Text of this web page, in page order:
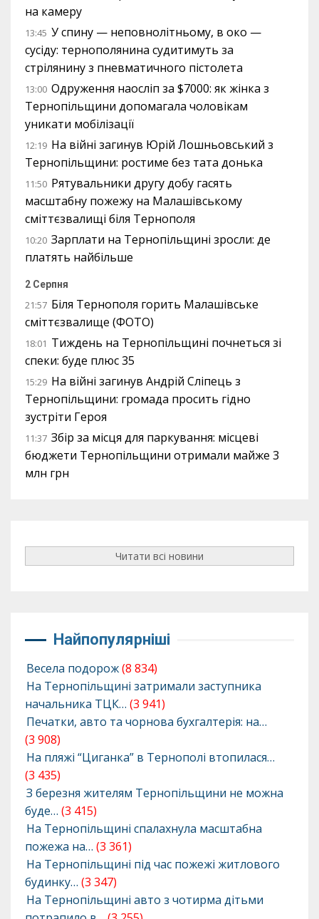
на камеру
13:45 У спину — неповнолітньому, в око —
сусіду: тернополянина судитимуть за
стрілянину з пневматичного пістолета
13:00 Одруження наосліп за $7000: як жінка з
Тернопільщини допомагала чоловікам
уникати мобілізації
12:19 На війні загинув Юрій Лошньовський з
Тернопільщини: ростиме без тата донька
11:50 Рятувальники другу добу гасять
масштабну пожежу на Малашівському
сміттєзвалищі біля Тернополя
10:20 Зарплати на Тернопільщині зросли: де
платять найбільше
2 Серпня
21:57 Біля Тернополя горить Малашівське
сміттєзвалище (ФОТО)
18:01 Тиждень на Тернопільщині почнеться зі
спеки: буде плюс 35
15:29 На війні загинув Андрій Сліпець з
Тернопільщини: громада просить гідно
зустріти Героя
11:37 Збір за місця для паркування: місцеві
бюджети Тернопільщини отримали майже 3
млн грн
Читати всі новини
Найпопулярніші
Весела подорож(8 834)
На Тернопільщині затримали заступника
начальника ТЦК… (3 941)
Печатки, авто та чорнова бухгалтерія: на…
(3 908)
На пляжі “Циганка” в Тернополі втопилася…
(3 435)
З березня жителям Тернопільщини не можна
буде… (3 415)
На Тернопільщині спалахнула масштабна
пожежа на… (3 361)
На Тернопільщині під час пожежі житлового
будинку… (3 347)
На Тернопільщині авто з чотирма дітьми